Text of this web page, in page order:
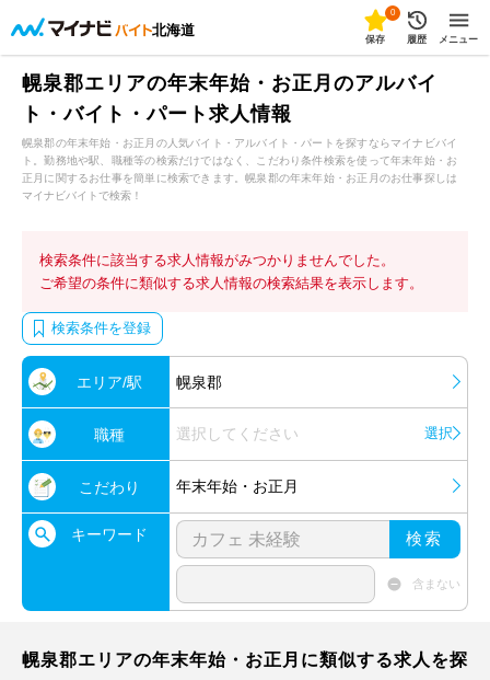
北海道
0
保存 履歴 メニュー
幌泉郡エリアの年末年始・お正月のアルバイ
ト・バイト・パート求人情報
幌泉郡の年末年始・お正月の人気バイト・アルバイト・パートを探すならマイナビバイ
ト。勤務地や駅、職種等の検索だけではなく、こだわり条件検索を使って年末年始・お
正月に関するお仕事を簡単に検索できます。幌泉郡の年末年始・お正月のお仕事探しは
マイナビバイトで検索！
検索条件に該当する求人情報がみつかりませんでした。
ご希望の条件に類似する求人情報の検索結果を表示します。
検索条件を登録
エリア/駅 幌泉郡
職種 選択してください 選択
こだわり 年末年始・お正月
キーワード 検索
含まない
幌泉郡エリアの年末年始・お正月に類似する求人を探